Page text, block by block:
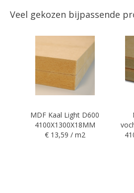
Veel gekozen bijpassende
MDF Kaal Light D600
4100X1300X18MM
€ 13,59 / m2